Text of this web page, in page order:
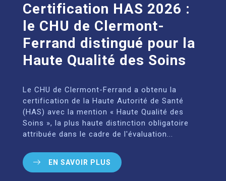
Certification HAS 2026 :
le CHU de Clermont-
Ferrand distingué pour la
Haute Qualité des Soins
Le CHU de Clermont-Ferrand a obtenu la
certification de la Haute Autorité de Santé
(HAS) avec la mention « Haute Qualité des
Soins », la plus haute distinction obligatoire
attribuée dans le cadre de l'évaluation...
EN SAVOIR PLUS